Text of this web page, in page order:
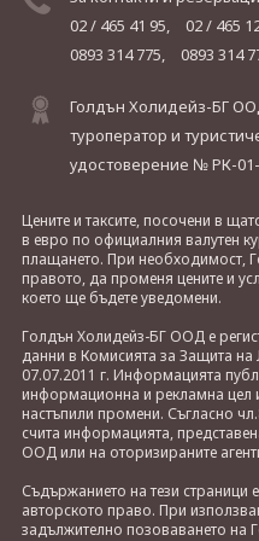
02 / 465 41 95,
02 / 465
0893 314 775,
0893 314
Голдън Холидейз-БГ
туроператор и
удостоверение № РК-
Цените и таксите, посочени в
в евро по официалния валутен
плащането. При необходимост,
правото, да променя цените и
което ще бъдете уведомени.
Голдън Холидейз-БГ ООД е
данни в Комисията за Защита
07.07.2011 г. Информацията
информационна и рекламна
настъпили промени. Съгласно
счита информацията,
ООД или на оторизираните
Съдържанието на тези страници
авторското право. При
задължително позоваването